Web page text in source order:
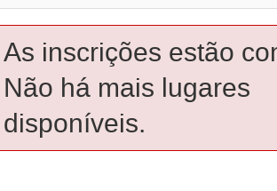
As inscrições estão
Não há mais lugares
disponíveis.